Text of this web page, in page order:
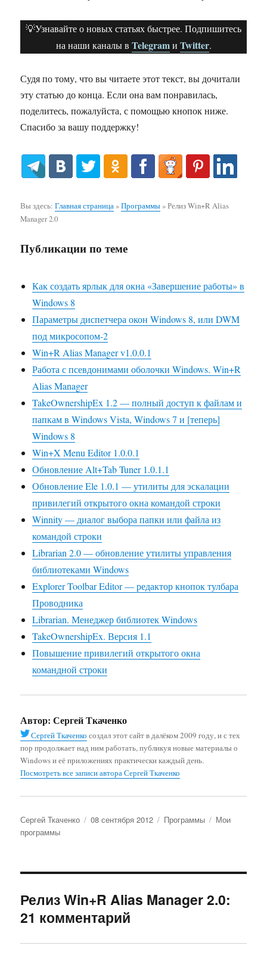
💡Узнавайте о новых статьях быстрее. Подпишитесь
на наши каналы в Telegramи Twitter.
Судя по тому, что вы читаете этот текст, вы дочитали
эту статью до конца. Если она вам понравилась,
поделитесь, пожалуйста, с помощью кнопок ниже.
Спасибо за вашу поддержку!
Вы здесь:Главная страница»Программы»Релиз Win+R Alias
Manager 2.0
Публикации по теме
Как создать ярлык для окна «Завершение работы» в
Windows 8
Параметры диспетчера окон Windows 8, или DWM
под микросопом-2
Win+R Alias Manager v1.0.0.1
Работа с псевдонимами оболочки Windows. Win+R
Alias Manager
TakeOwnershipEx 1.2 — полный доступ к файлам и
папкам в Windows Vista, Windows 7 и [теперь]
Windows 8
Win+X Menu Editor 1.0.0.1
Обновление Alt+Tab Tuner 1.0.1.1
Обновление Ele 1.0.1 — утилиты для эскалации
привилегий открытого окна командой строки
Winnity — диалог выбора папки или файла из
командой строки
Librarian 2.0 — обновление утилиты управления
библиотеками Windows
Explorer Toolbar Editor — редактор кнопок тулбара
Проводника
Librarian. Менеджер библиотек Windows
TakeOwnershipEx. Версия 1.1
Повышение привилегий открытого окна
командной строки
Автор: Сергей Ткаченко
Сергей Ткаченко создал этот сайт в далёком 2009 году, и с тех
пор продолжает над ним работать, публикуя новые материалы о
Windows и её приложениях практически каждый день.
Посмотреть все записи автора Сергей Ткаченко
Автор
Сергей Ткаченко Опубликовано
08 сентября 2012 Рубрики
Программы Метки
Мои
программы
Релиз Win+R Alias Manager 2.0:
21 комментарий